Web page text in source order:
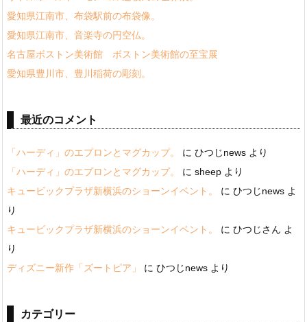
愛知県江南市、布袋駅前の布袋像。
愛知県江南市、音楽寺の円空仏。
名古屋ボストン美術館 ボストン美術館の至宝展
愛知県豊川市、豊川稲荷の彫刻。
最近のコメント
「ハーディ」のエプロンとマグカップ。 に ひつじnews より
「ハーディ」のエプロンとマグカップ。
に sheep より
キュービックプラザ新横浜のショーンイベント。
に ひつじnews よ
り
キュービックプラザ新横浜のショーンイベント。
に ひつじさん よ
り
ディズニー新作「ズートピア」
に ひつじnews より
カテゴリー